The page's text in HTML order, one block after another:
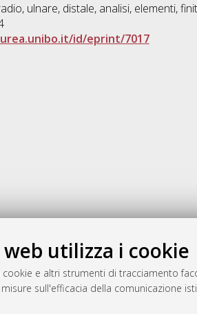
utilizza i cookie
e altri strumenti di tracciamento
sull'efficacia della comunicazione
ulnare, distale, analisi, elementi,
id/eprint/7017
del documento: